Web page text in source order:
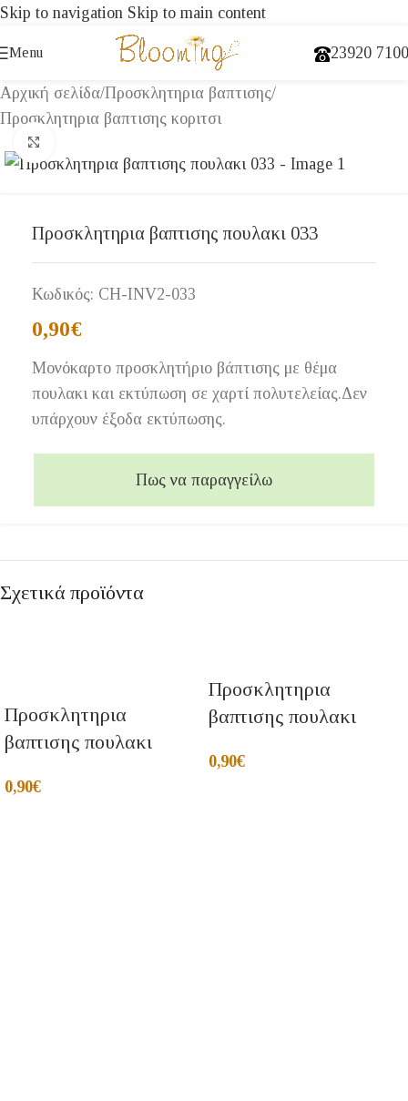
Skip to navigation Skip to main content
Menu 23920
Αρχική σελίδα/Προσκλητηρια βαπτισης/
Προσκλητηρια βαπτισης κοριτσι
Προσκλητηρια βαπτισης πουλακι 033
Κωδικός: CH-INV2-033
0,90€
Μονόκαρτο προσκλητήριο βάπτισης με θέμα
πουλακι και εκτύπωση σε χαρτί πολυτελείας.Δεν
υπάρχουν έξοδα εκτύπωσης.
Πως να παραγγείλω
Σχετικά προϊόντα
Προσκλητηρια
βαπτισης πουλακι
0,90€
Προσκλητηρια
βαπτισης πουλακι
0,90€